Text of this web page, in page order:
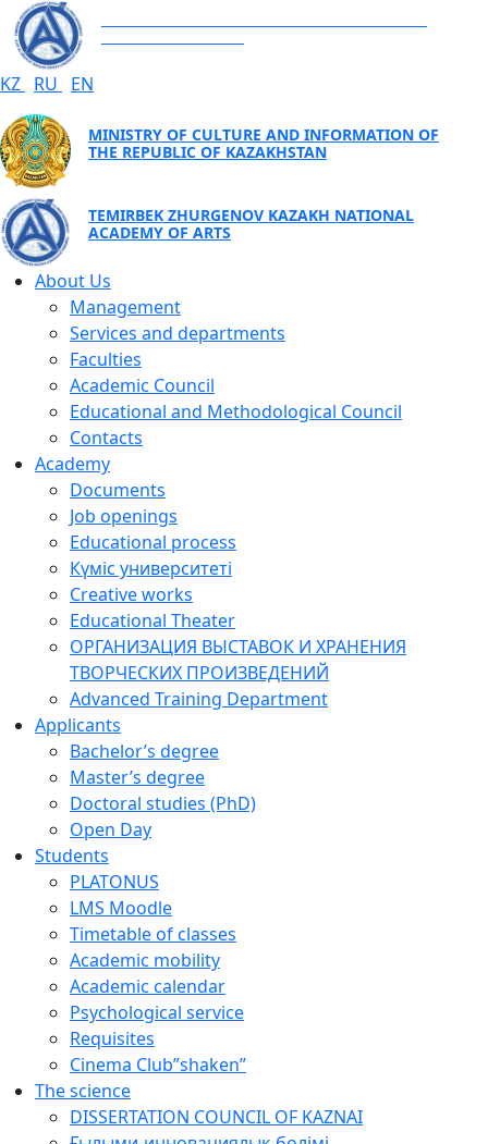
KZ RU EN
MINISTRY OF CULTURE AND INFORMATION OF
THE REPUBLIC OF KAZAKHSTAN
TEMIRBEK ZHURGENOV KAZAKH NATIONAL
ACADEMY OF ARTS
About Us
Management
Services and departments
Faculties
Academic Council
Educational and Methodological Council
Contacts
Academy
Documents
Job openings
Educational process
Күміс университеті
Creative works
Educational Theater
ОРГАНИЗАЦИЯ ВЫСТАВОК И ХРАНЕНИЯ
ТВОРЧЕСКИХ ПРОИЗВЕДЕНИЙ
Advanced Training Department
Applicants
Bachelor’s degree
Master’s degree
Doctoral studies (PhD)
Open Day
Students
PLATONUS
LMS Moodle
Timetable of classes
Academic mobility
Academic calendar
Psychological service
Requisites
Cinema Club”shaken”
The science
DISSERTATION COUNCIL OF KAZNAI